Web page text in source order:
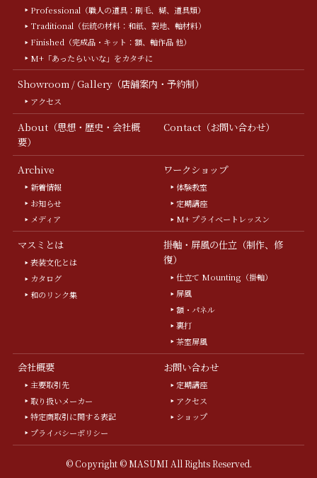
Professional（職人の道具：刷毛、糊、道具類）
Traditional（伝統の材料：和紙、裂地、軸材料）
Finished（完成品・キット：額、軸作品 他）
M+「あったらいいな」をカタチに
Showroom / Gallery（店舗案内・予約制）
アクセス
About（思想・歴史・会社概
要）
Contact（お問い合わせ）
Archive
新着情報
お知らせ
メディア
ワークショップ
体験教室
定期講座
M+ プライベートレッスン
マスミとは
表装文化とは
カタログ
和のリンク集
掛軸・屏風の仕立（制作、修
復）
仕立て Mounting（掛軸）
屏風
額・パネル
裏打
茶室屏風
会社概要
主要取引先
取り扱いメーカー
特定商取引に関する表記
プライバシーポリシー
お問い合わせ
定期講座
アクセス
ショップ
©Copyright © MASUMI All Rights Reserved.